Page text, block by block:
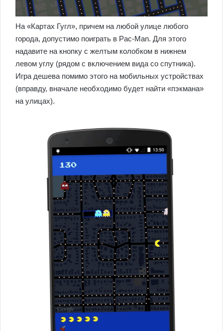
На «Картах Гугл», причем на любой улице любого
города, допустимо поиграть в Pac-Man. Для этого
надавите на кнопку с желтым колобком в нижнем
левом углу (рядом с включением вида со спутника).
Игра дешева помимо этого на мобильных устройствах
(вправду, вначале необходимо будет найти «пэкмана»
на улицах).